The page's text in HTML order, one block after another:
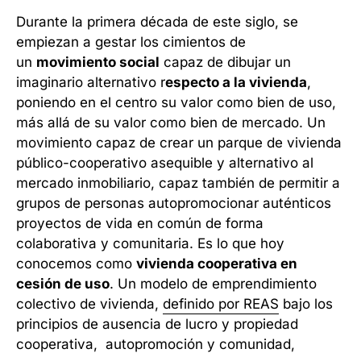
Durante la primera década de este siglo, se
empiezan a gestar los cimientos de
un movimiento social capaz de dibujar un
imaginario alternativo respecto a la vivienda,
poniendo en el centro su valor como bien de uso,
más allá de su valor como bien de mercado. Un
movimiento capaz de crear un parque de vivienda
público-cooperativo asequible y alternativo al
mercado inmobiliario, capaz también de permitir a
grupos de personas autopromocionar auténticos
proyectos de vida en común de forma
colaborativa y comunitaria. Es lo que hoy
conocemos como vivienda cooperativa en
cesión de uso. Un modelo de emprendimiento
colectivo de vivienda, definido por REAS bajo los
principios de ausencia de lucro y propiedad
cooperativa, autopromoción y comunidad,